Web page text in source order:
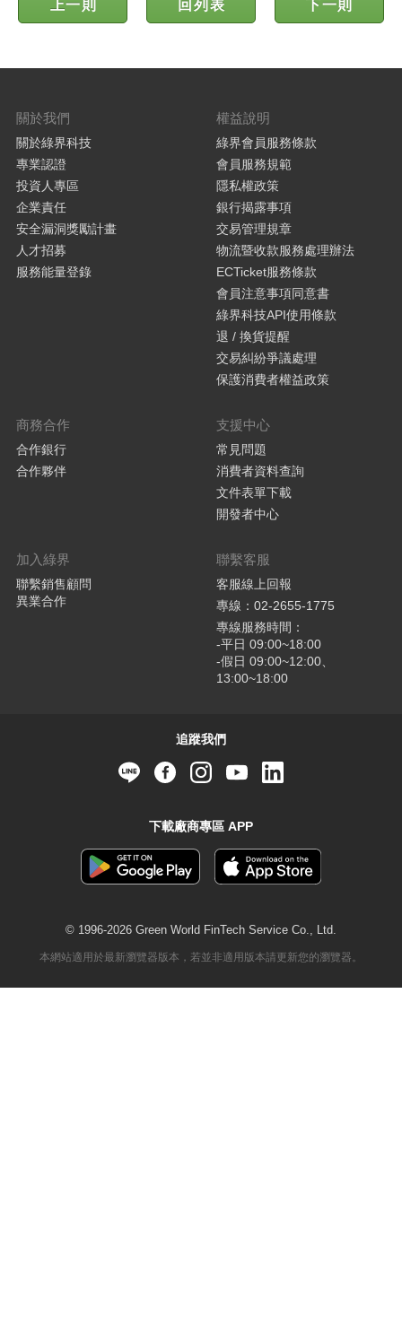
上一則 回列表 下一則
關於我們
關於綠界科技
專業認證
投資人專區
企業責任
安全漏洞獎勵計畫
人才招募
服務能量登錄
權益說明
綠界會員服務條款
會員服務規範
隱私權政策
銀行揭露事項
交易管理規章
物流暨收款服務處理辦法
ECTicket服務條款
會員注意事項同意書
綠界科技API使用條款
退 / 換貨提醒
交易糾紛爭議處理
保護消費者權益政策
商務合作
合作銀行
合作夥伴
支援中心
常見問題
消費者資料查詢
文件表單下載
開發者中心
加入綠界
聯繫銷售顧問
異業合作
聯繫客服
客服線上回報
專線：02-2655-1775
專線服務時間：
-平日 09:00~18:00
-假日 09:00~12:00、
13:00~18:00
追蹤我們
下載廠商專區 APP
© 1996-2026 Green World FinTech Service Co., Ltd.
本網站適用於最新瀏覽器版本，若並非適用版本請更新您的瀏覽器。